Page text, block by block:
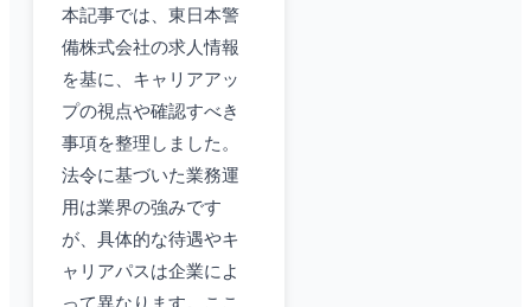
本記事では、東日本警
備株式会社の求人情報
を基に、キャリアアッ
プの視点や確認すべき
事項を整理しました。
法令に基づいた業務運
用は業界の強みです
が、具体的な待遇やキ
ャリアパスは企業によ